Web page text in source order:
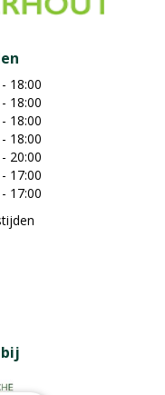
18:00
18:00
18:00
18:00
20:00
17:00
17:00